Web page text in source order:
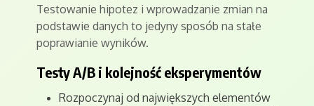
Testowanie hipotez i wprowadzanie zmian na
podstawie danych to jedyny sposób na stałe
poprawianie wyników.
Testy A/B i kolejność eksperymentów
Rozpoczynaj od największych elementów